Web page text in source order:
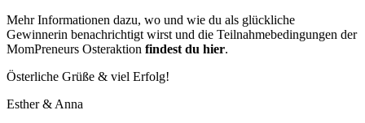
Mehr Informationen dazu, wo und wie du als glückliche
Gewinnerin benachrichtigt wirst und die Teilnahmebedingungen der
MomPreneurs Osteraktion findest du hier.
Österliche Grüße & viel Erfolg!
Esther & Anna